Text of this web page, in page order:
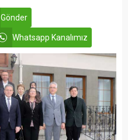
Gönder
Whatsapp Kanalımız